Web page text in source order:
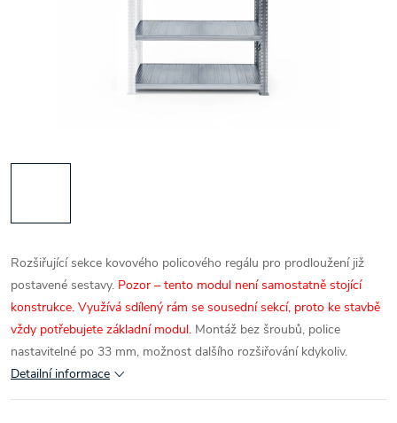
Rozšiřující sekce kovového policového regálu pro prodloužení již
postavené sestavy. Pozor – tento modul není samostatně stojící
konstrukce. Využívá sdílený rám se sousední sekcí, proto ke stavbě
vždy potřebujete základní modul. Montáž bez šroubů, police
nastavitelné po 33 mm, možnost dalšího rozšiřování kdykoliv.
Detailní informace